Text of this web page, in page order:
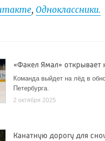
,Одноклассники.
«Факел Ямал»
Команда выйдет на лёд в
Петербурга.
2 октября 2025
Канатную дорогу для